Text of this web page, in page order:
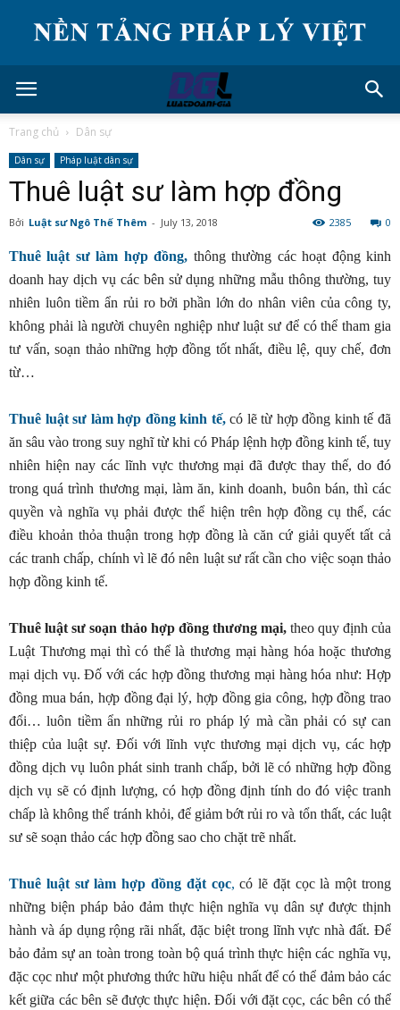
Trang chủ Dân sự
Dân sự Pháp luật dân sự
Thuê luật sư làm hợp đồng
Bởi Luật sư Ngô Thế Thêm - July 13, 2018 0
2385
Thuê luật sư làm hợp đồng, thông thường các hoạt động kinh
doanh hay dịch vụ các bên sử dụng những mẫu thông thường, tuy
nhiên luôn tiềm ẩn rủi ro bởi phần lớn do nhân viên của công ty,
không phải là người chuyên nghiệp như luật sư để có thể tham gia
tư vấn, soạn thảo những hợp đồng tốt nhất, điều lệ, quy chế, đơn
từ…
Thuê luật sư làm hợp đồng kinh tế,có lẽ từ hợp đồng kinh tế đã
ăn sâu vào trong suy nghĩ từ khi có Pháp lệnh hợp đồng kinh tế, tuy
nhiên hiện nay các lĩnh vực thương mại đã được thay thế, do đó
trong quá trình thương mại, làm ăn, kinh doanh, buôn bán, thì các
quyền và nghĩa vụ phải được thể hiện trên hợp đồng cụ thể, các
điều khoản thỏa thuận trong hợp đồng là căn cứ giải quyết tất cả
các tranh chấp, chính vì lẽ đó nên luật sư rất cần cho việc soạn thảo
hợp đồng kinh tế.
Thuê luật sư soạn thảo hợp đồng thương mại, theo quy định của
Luật Thương mại thì có thể là thương mại hàng hóa hoặc thương
mại dịch vụ. Đố với các hợp đồng thương mại hàng hóa như: Hợp
đồng mua bán, hợp đồng đại lý, hợp đồng gia công, hợp đồng trao
đổi… luôn tiềm ẩn những rủi ro pháp lý mà cần phải có sự can
thiệp của luật sự. Đối với lĩnh vực thương mại dịch vụ, các hợp
đồng dịch vụ luôn phát sinh tranh chấp, bởi lẽ có những hợp đồng
dịch vụ sẽ có định lượng, có hợp đồng định tính do đó việc tranh
chấp là không thể tránh khỏi, để giảm bớt rủi ro và tổn thất, các luật
sư sẽ soạn thảo các hợp đồng sao cho chặt trẽ nhất.
Thuê luật sư làm hợp đồng đặt cọc, có lẽ đặt cọc là một trong
những biện pháp bảo đảm thực hiện nghĩa vụ dân sự được thịnh
hành và áp dụng rộng rãi nhất, đặc biệt trong lĩnh vực nhà đất. Để
bảo đảm sự an toàn trong toàn bộ quá trình thực hiện các nghĩa vụ,
đặc cọc như một phương thức hữu hiệu nhất để có thể đảm bảo các
kết giữa các bên sẽ được thực hiện. Đối với đặt cọc, các bên có thể